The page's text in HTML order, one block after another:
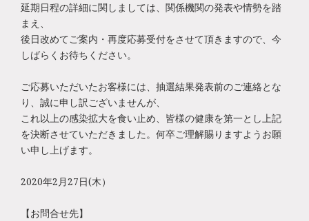
延期日程の詳細に関しましては、関係機関の発表や情勢を踏
まえ、
後日改めてご案内・再度応募受付をさせて頂きますので、今
しばらくお待ちください。
ご応募いただいたお客様には、抽選結果発表前のご連絡とな
り、誠に申し訳ございませんが、
これ以上の感染拡大を食い止め、皆様の健康を第一とし上記
を決断させていただきました。何卒ご理解賜りますようお願
い申し上げます。
2020年2月27日(木）
【お問合せ先】